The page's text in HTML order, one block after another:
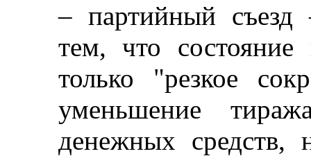
–партийный съезд
тем, что состояние
только "резкое
уменьшение
денежных средств,